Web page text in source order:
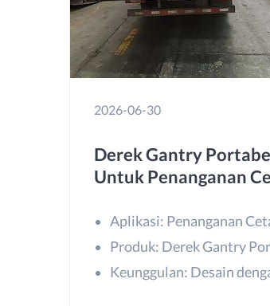
2026-06-30
Derek Gantry
Untuk Penanganan
Aplikasi: Penanganan
Produk: Derek Gantry
Keunggulan: Desain